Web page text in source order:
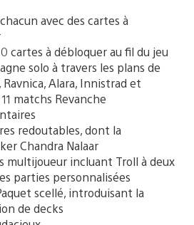
avec des cartes à
cartes à débloquer au fil du jeu
solo à travers les plans de
Ravnica, Alara, Innistrad et
matchs Revanche
redoutables, dont la
Chandra Nalaar
multijoueur incluant Troll à deux
parties personnalisées
scellé, introduisant la
de decks